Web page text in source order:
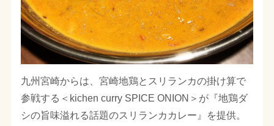
九州宮崎からは、宮崎地鶏とスリランカの掛け算で
参戦する＜kichen curry SPICE ONION＞が『地鶏ダ
シの旨味溢れる話題のスリランカカレー』を提供。